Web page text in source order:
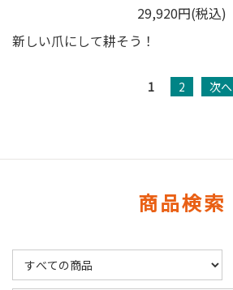
29,920円(税込)
新しい爪にして耕そう！
1 2 次へ
商品検索